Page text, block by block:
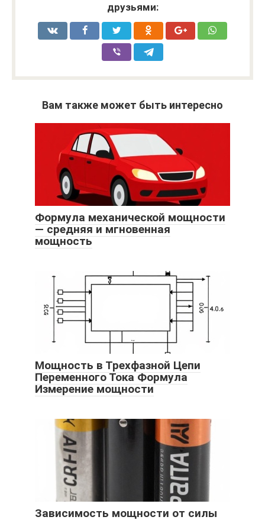
друзьями:
Вам также может быть интересно
Формула механической мощности
— средняя и мгновенная
мощность
Мощность в Трехфазной Цепи
Переменного Тока Формула
Измерение мощности
Зависимость мощности от силы